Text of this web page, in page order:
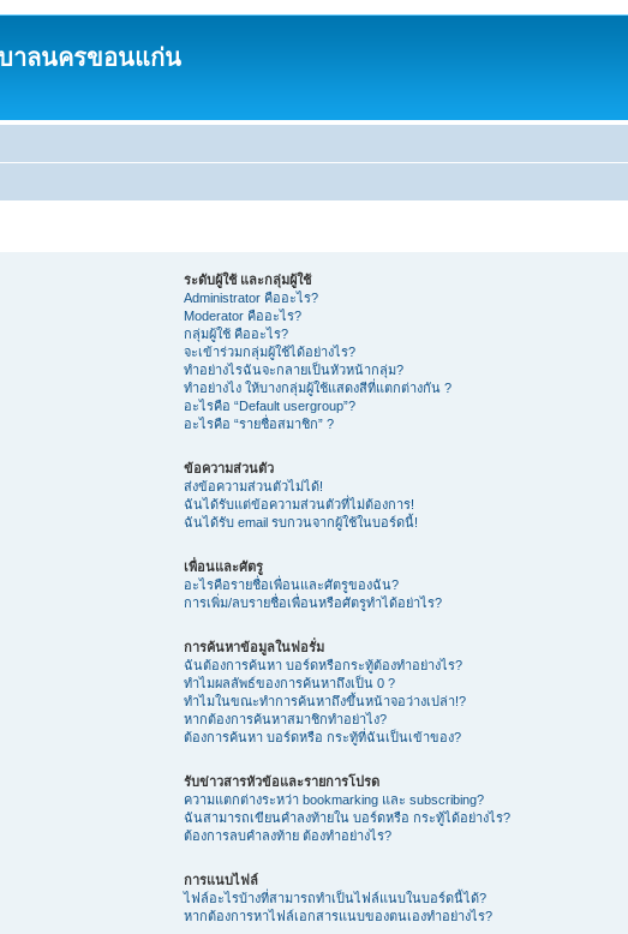
าลนครขอนแก่น
ระดับผู้ใช้ และกลุ่มผู้ใช้
Administrator คืออะไร?
Moderator คืออะไร?
กลุ่มผู้ใช้ คืออะไร?
จะเข้าร่วมกลุ่มผู้ใช้ได้อย่างไร?
ทำอย่างไรฉันจะกลายเป็นหัวหน้ากลุ่ม?
ทำอย่างไง ให้บางกลุ่มผู้ใช้แสดงสีที่แตกต่างกัน ?
อะไรคือ “Default usergroup”?
อะไรคือ “รายชื่อสมาชิก” ?
ข้อความส่วนตัว
ส่งข้อความส่วนตัวไม่ได้!
ฉันได้รับแต่ข้อความส่วนตัวที่ไม่ต้องการ!
ฉันได้รับ email รบกวนจากผู้ใช้ในบอร์ดนี้!
เพื่อนและศัตรู
อะไรคือรายชื่อเพื่อนและศัตรูของฉัน?
การเพิ่ม/ลบรายชื่อเพื่อนหรือศัตรูทำได้อย่าไร?
การค้นหาข้อมูลในฟอรั่ม
ฉันต้องการค้นหา บอร์ดหรือกระทู้ต้องทำอย่างไร?
ทำไมผลลัพธ์ของการค้นหาถึงเป็น 0 ?
ทำไมในขณะทำการค้นหาถึงขึ้นหน้าจอว่างเปล่า!?
หากต้องการค้นหาสมาชิกทำอย่าไง?
ต้องการค้นหา บอร์ดหรือ กระทู้ที่ฉันเป็นเข้าของ?
รับข่าวสารหัวข้อและรายการโปรด
ความแตกต่างระหว่า bookmarking และ subscribing?
ฉันสามารถเขียนคำลงท้ายใน บอร์ดหรือ กระทู้ได้อย่างไร?
ต้องการลบคำลงท้าย ต้องทำอย่างไร?
การแนบไฟล์
ไฟล์อะไรบ้างที่สามารถทำเป็นไฟล์แนบในบอร์ดนี้ได้?
หากต้องการหาไฟล์เอกสารแนบของตนเองทำอย่างไร?